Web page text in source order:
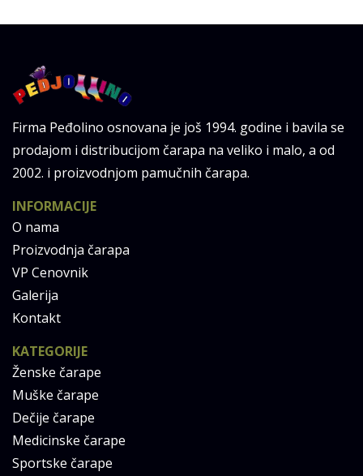
Firma Peđolino osnovana je još 1994. godine i bavila se
prodajom i distribucijom čarapa na veliko i malo, a od
2002. i proizvodnjom pamučnih čarapa.
INFORMACIJE
O nama
Proizvodnja čarapa
VP Cenovnik
Galerija
Kontakt
KATEGORIJE
Ženske čarape
Muške čarape
Dečije čarape
Medicinske čarape
Sportske čarape